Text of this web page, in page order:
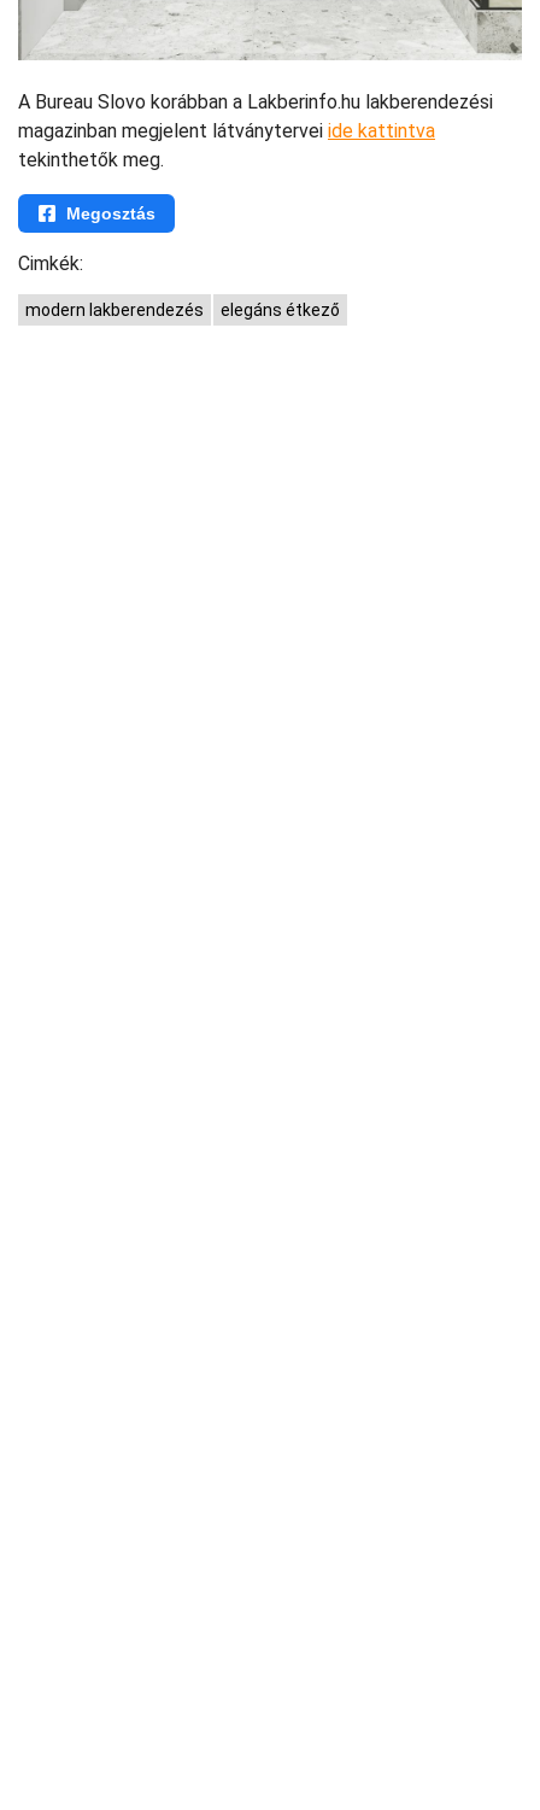
A Bureau Slovo korábban a Lakberinfo.hu lakberendezési
magazinban megjelent látványtervei ide kattintva
tekinthetők meg.
Megosztás
Cimkék:
modern lakberendezés elegáns étkező